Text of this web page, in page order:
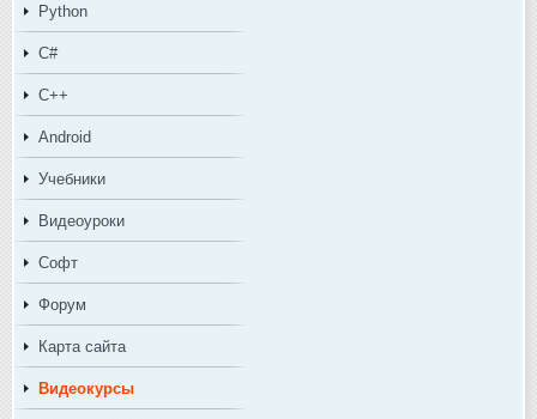
Python
C#
C++
Android
Учебники
Видеоуроки
Софт
Форум
Карта сайта
Видеокурсы